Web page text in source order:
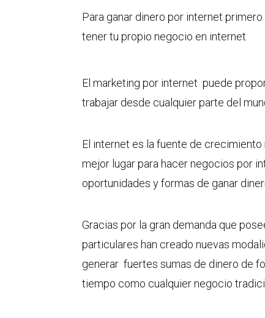
Para ganar dinero por internet
tener tu propio negocio en internet
El marketing por internet puede
trabajar desde cualquier parte del
El internet es la fuente de
mejor lugar para hacer negocios por
oportunidades y formas de ganar
Gracias por la gran demanda que
particulares han creado nuevas
generar fuertes sumas de dinero de
tiempo como cualquier negocio